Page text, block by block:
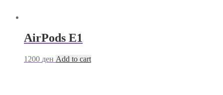
AirPods E1
1200 ден Add to cart